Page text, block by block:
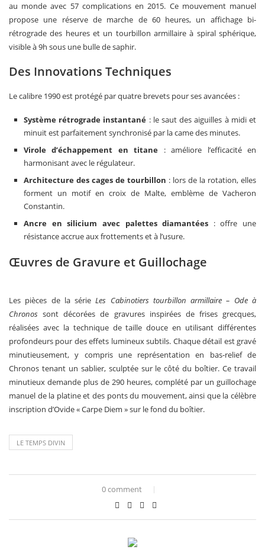
au monde avec 57 complications en 2015. Ce mouvement manuel
propose une réserve de marche de 60 heures, un affichage bi-
rétrograde des heures et un tourbillon armillaire à spiral sphérique,
visible à 9h sous une bulle de saphir.
Des Innovations Techniques
Le calibre 1990 est protégé par quatre brevets pour ses avancées :
Système rétrograde instantané : le saut des aiguilles à midi et
minuit est parfaitement synchronisé par la came des minutes.
Virole d’échappement en titane : améliore l’efficacité en
harmonisant avec le régulateur.
Architecture des cages de tourbillon : lors de la rotation, elles
forment un motif en croix de Malte, emblème de Vacheron
Constantin.
Ancre en silicium avec palettes diamantées : offre une
résistance accrue aux frottements et à l’usure.
Œuvres de Gravure et Guillochage
Les pièces de la sérieLes Cabinotiers tourbillon armillaire – Ode à
Chronos sont décorées de gravures inspirées de frises grecques,
réalisées avec la technique de taille douce en utilisant différentes
profondeurs pour des effets lumineux subtils. Chaque détail est gravé
minutieusement, y compris une représentation en bas-relief de
Chronos tenant un sablier, sculptée sur le côté du boîtier. Ce travail
minutieux demande plus de 290 heures, complété par un guillochage
manuel de la platine et des ponts du mouvement, ainsi que la célèbre
inscription d’Ovide « Carpe Diem » sur le fond du boîtier.
LE TEMPS DIVIN
0 comment